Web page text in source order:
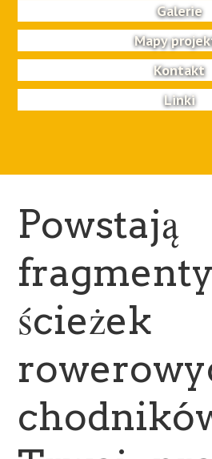
Galerie
Mapy
Kontakt
Linki
Powstają
fragmenty
ścieżek